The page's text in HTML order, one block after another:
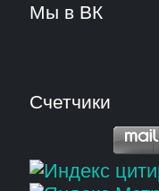
Мы в ВК
Счетчики